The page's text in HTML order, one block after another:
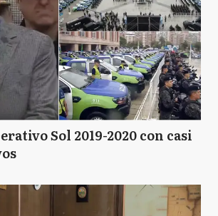
Sol 2019-2020 con casi